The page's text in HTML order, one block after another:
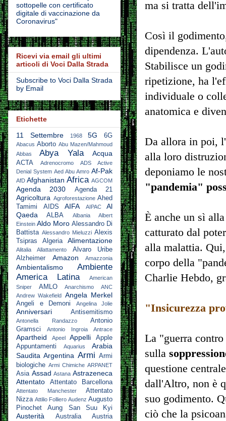
ma si tratta
Così il
dipendenza.
Stabilisce un
ripetizione, ha
individuale o
anatomica e
Da allora in poi,
alla loro
deponiamo le
"pandemia"
È anche un sì
catturato dal
alla malattia.
corpo della
Charlie Hebdo,
"Insicurezza
La "guerra
sulla
questione
dall'Altro, non è
suo godimento.
ciò che la
sottopelle con certificato
digitale di vaccinazione da
Coronavirus"
Ricevi via email gli ultimi
articoli di Voci Dalla Strada
Subscribe to Voci Dalla Strada
by Email
Etichette
11 Settembre
1968 5G 6G
Abacus Aborto Abu Mazen/Mahmoud
Abbas
Abya Yala Acqua
ACTA Adrenocromo
ADS Active
Denial System Aed Abu Amro Af-Pak
AfD Afghanistan Africa AGCOM
Agenda 2030 Agenda 21
Agricoltura Agroforestazione Ahed
Tamimi
AIDS AIFA AIPAC
Al
Qaeda
ALBA Albania
Albert
Einstein Aldo Moro Alessandro Di
Battista Alessandro Mieluzzi Alexis
Tsipras
Algeria Alimentazione
Alitalia Allattamento
Alvaro Uribe
Alzheimer
Amazon Amazzonia
Ambientalismo
Ambiente
America Latina
American
Sniper
AMLO Anarchismo
ANC
Andrew Wakefield Angela Merkel
Angeli e Demoni Angelina Jolie
Anniversari Antisemitismo
Antonella Randazzo
Antonio
Gramsci
Antonio Ingroia Antrace
Apartheid Apeel Appelli
Apple
Appuntamenti
Aquarius
Arabia
Saudita Argentina Armi Armi
biologiche Armi Chimiche ARPANET
Asia Assad Astana Astrazeneca
Attentato
Attentato Barcellona
Attentato Manchester
Attentato
Nizza Attilio Folliero Audenz Augusto
Pinochet
Aung San Suu Kyi
Austerità Australia
Austria